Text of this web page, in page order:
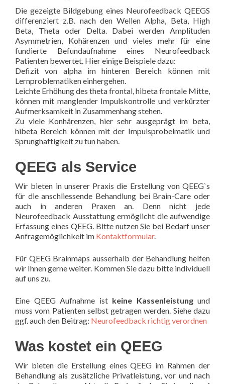
Die gezeigte Bildgebung eines Neurofeedback QEEGS
differenziert z.B. nach den Wellen Alpha, Beta, High
Beta, Theta oder Delta. Dabei werden Amplituden
Asymmetrien, Kohärenzen und vieles mehr für eine
fundierte Befundaufnahme eines Neurofeedback
Patienten bewertet. Hier einige Beispiele dazu:
Defizit von alpha im hinteren Bereich können mit
Lernproblematiken einhergehen.
Leichte Erhöhung des theta frontal, hibeta frontale Mitte,
können mit manglender Impulskontrolle und verkürzter
Aufmerksamkeit in Zusammenhang stehen.
Zu viele Konhärenzen, hier sehr ausgeprägt im beta,
hibeta Bereich können mit der Impulsprobelmatik und
Sprunghaftigkeit zu tun haben.
QEEG als Service
Wir bieten in unserer Praxis die Erstellung von QEEG`s
für die anschliessende Behandlung bei Brain-Care oder
auch in anderen Praxen an. Denn nicht jede
Neurofeedback Ausstattung ermöglicht die aufwendige
Erfassung eines QEEG. Bitte nutzen Sie bei Bedarf unser
Anfragemöglichkeit im Kontaktformular.
Für QEEG Brainmaps ausserhalb der Behandlung helfen
wir Ihnen gerne weiter. Kommen Sie dazu bitte individuell
auf uns zu.
Eine QEEG Aufnahme ist keine Kassenleistungund
muss vom Patienten selbst getragen werden. Siehe dazu
ggf. auch den Beitrag: Neurofeedback richtig verordnen
Was kostet ein QEEG
Wir bieten die Erstellung eines QEEG im Rahmen der
Behandlung als zusätzliche Privatleistung, vor und nach